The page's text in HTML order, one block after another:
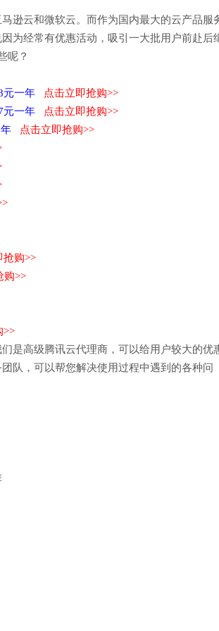
逊云和微软云。而作为国内最大的云产品服
为经常有优惠活动，吸引一大批用户前赴后
呢？
元一年
点击立即抢购>>
元一年
点击立即抢购>>
年
点击立即抢购>>
抢购>>
购>>
>>
是高级腾讯云代理商，可以给用户较大的优
队，可以帮您解决使用过程中遇到的各种问